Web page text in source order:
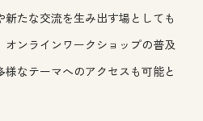
たな交流を生み出す場としても
ンラインワークショップの普及
なテーマへのアクセスも可能と